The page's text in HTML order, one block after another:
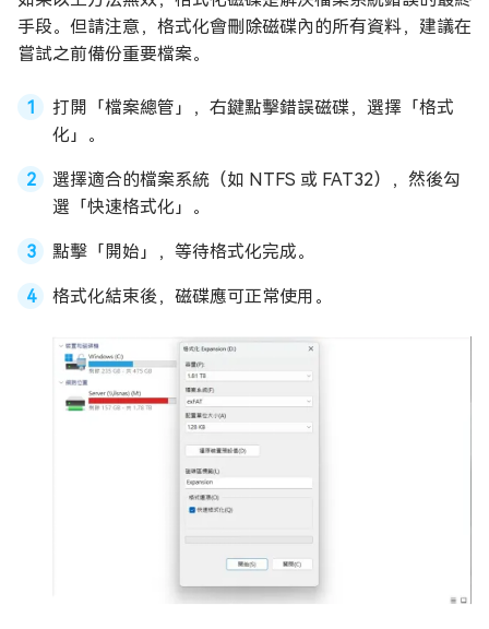
手段。但請注意，格式化會刪除磁碟內的所有資料，建議在
嘗試之前備份重要檔案。
打開「檔案總管」，右鍵點擊錯誤磁碟，選擇「格式
化」。
選擇適合的檔案系統（如 NTFS 或 FAT32），然後勾
選「快速格式化」。
點擊「開始」，等待格式化完成。
格式化結束後，磁碟應可正常使用。